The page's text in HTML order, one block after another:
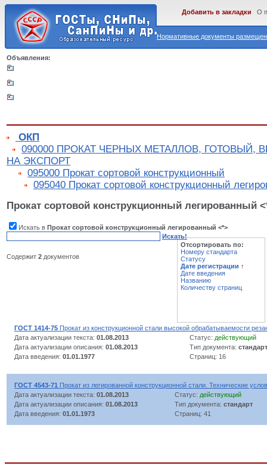
Нормативные документы
Добавить в закладки О
Объявления:
ОКП
090000 ПРОКАТ ЧЕРНЫХ МЕТАЛЛОВ, ГОТОВЫЙ,
НА ЭКСПОРТ
095000 Прокат сортовой конструкционный
095040 Прокат сортовой конструкционный
Прокат сортовой конструкционный легированный
Искать в Прокат сортовой конструкционный легированный <*>
Искать!
Содержит 2 документов
Отсортировать по:
Номеру стандарта
Статусу
Дате регистрации ↑
Дате введения
Названию
Количеству страниц
ГОСТ 1414-75 Прокат из конструкционной стали высокой обрабатываемости
Дата актуализации текста: 01.08.2013 Статус: действующий
Дата актуализации описания: 01.08.2013 Тип документа: стандарт
Дата введения: 01.01.1977 Страниц: 16
ГОСТ 4543-71 Прокат из легированной конструкционной стали. Технические
Дата актуализации текста: 01.08.2013 Статус: действующий
Дата актуализации описания: 01.08.2013 Тип документа: стандарт
Дата введения: 01.01.1973 Страниц: 41